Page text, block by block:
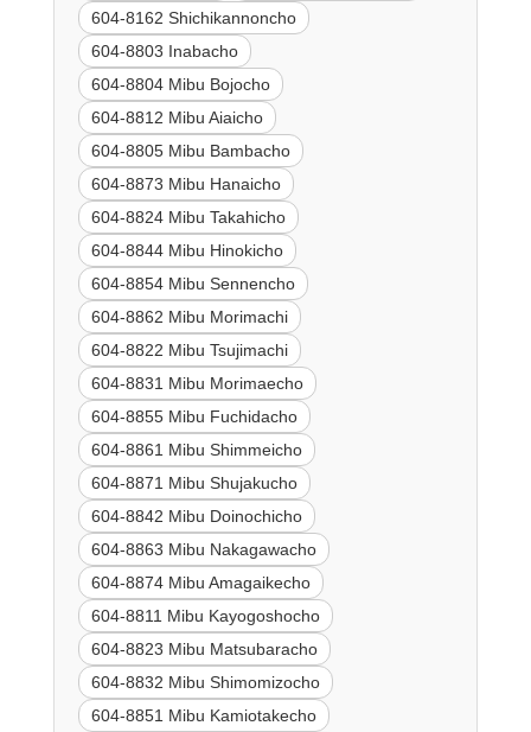
604-8162 Shichikannoncho
604-8803 Inabacho
604-8804 Mibu Bojocho
604-8812 Mibu Aiaicho
604-8805 Mibu Bambacho
604-8873 Mibu Hanaicho
604-8824 Mibu Takahicho
604-8844 Mibu Hinokicho
604-8854 Mibu Sennencho
604-8862 Mibu Morimachi
604-8822 Mibu Tsujimachi
604-8831 Mibu Morimaecho
604-8855 Mibu Fuchidacho
604-8861 Mibu Shimmeicho
604-8871 Mibu Shujakucho
604-8842 Mibu Doinochicho
604-8863 Mibu Nakagawacho
604-8874 Mibu Amagaikecho
604-8811 Mibu Kayogoshocho
604-8823 Mibu Matsubaracho
604-8832 Mibu Shimomizocho
604-8851 Mibu Kamiotakecho